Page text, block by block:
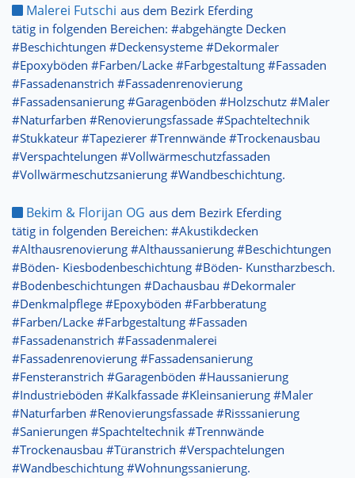
Malerei Futschi aus dem Bezirk Eferding
tätig in folgenden Bereichen: #abgehängte Decken
#Beschichtungen #Deckensysteme #Dekormaler
#Epoxyböden #Farben/Lacke #Farbgestaltung #Fassaden
#Fassadenanstrich #Fassadenrenovierung
#Fassadensanierung #Garagenböden #Holzschutz #Maler
#Naturfarben #Renovierungsfassade #Spachteltechnik
#Stukkateur #Tapezierer #Trennwände #Trockenausbau
#Verspachtelungen #Vollwärmeschutzfassaden
#Vollwärmeschutzsanierung #Wandbeschichtung.
Bekim & Florijan OG aus dem Bezirk Eferding
tätig in folgenden Bereichen: #Akustikdecken
#Althausrenovierung #Althaussanierung #Beschichtungen
#Böden- Kiesbodenbeschichtung #Böden- Kunstharzbesch.
#Bodenbeschichtungen #Dachausbau #Dekormaler
#Denkmalpflege #Epoxyböden #Farbberatung
#Farben/Lacke #Farbgestaltung #Fassaden
#Fassadenanstrich #Fassadenmalerei
#Fassadenrenovierung #Fassadensanierung
#Fensteranstrich #Garagenböden #Haussanierung
#Industrieböden #Kalkfassade #Kleinsanierung #Maler
#Naturfarben #Renovierungsfassade #Risssanierung
#Sanierungen #Spachteltechnik #Trennwände
#Trockenausbau #Türanstrich #Verspachtelungen
#Wandbeschichtung #Wohnungssanierung.